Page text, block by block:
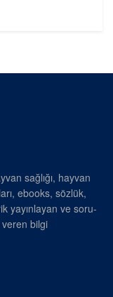
sağlığı, hayvan
ebooks, sözlük,
yayınlayan ve soru-
veren bilgi